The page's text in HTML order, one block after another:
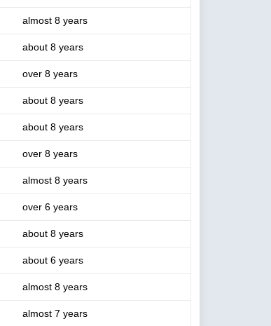
almost 8 years
about 8 years
over 8 years
about 8 years
about 8 years
over 8 years
almost 8 years
over 6 years
about 8 years
about 6 years
almost 8 years
almost 7 years